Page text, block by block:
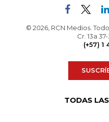
© 2026, RCN Medios.
Cr. 13a
(+57) 1
TODAS